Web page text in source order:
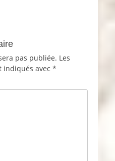
pas publiée. Les
indiqués avec *